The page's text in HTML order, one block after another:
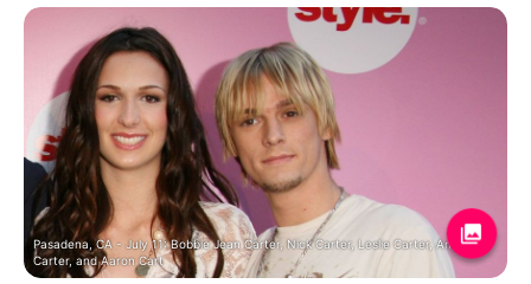
Pasadena, CA - July 11: Bobbie Jean Carter, Nick Carter, Leslie Carter, Angel
Carter, and Aaron Cart